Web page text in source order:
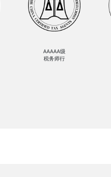
AAAAA级
税务师行